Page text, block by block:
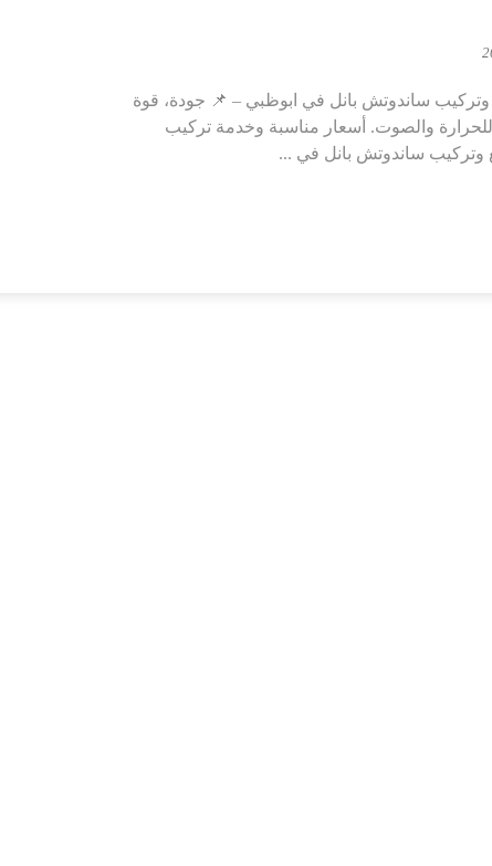
ساندوتش بانل في ابوظبي – 📌 جودة، قوة
والصوت. أسعار مناسبة وخدمة تركيب
وتركيب ساندوتش بانل في ...